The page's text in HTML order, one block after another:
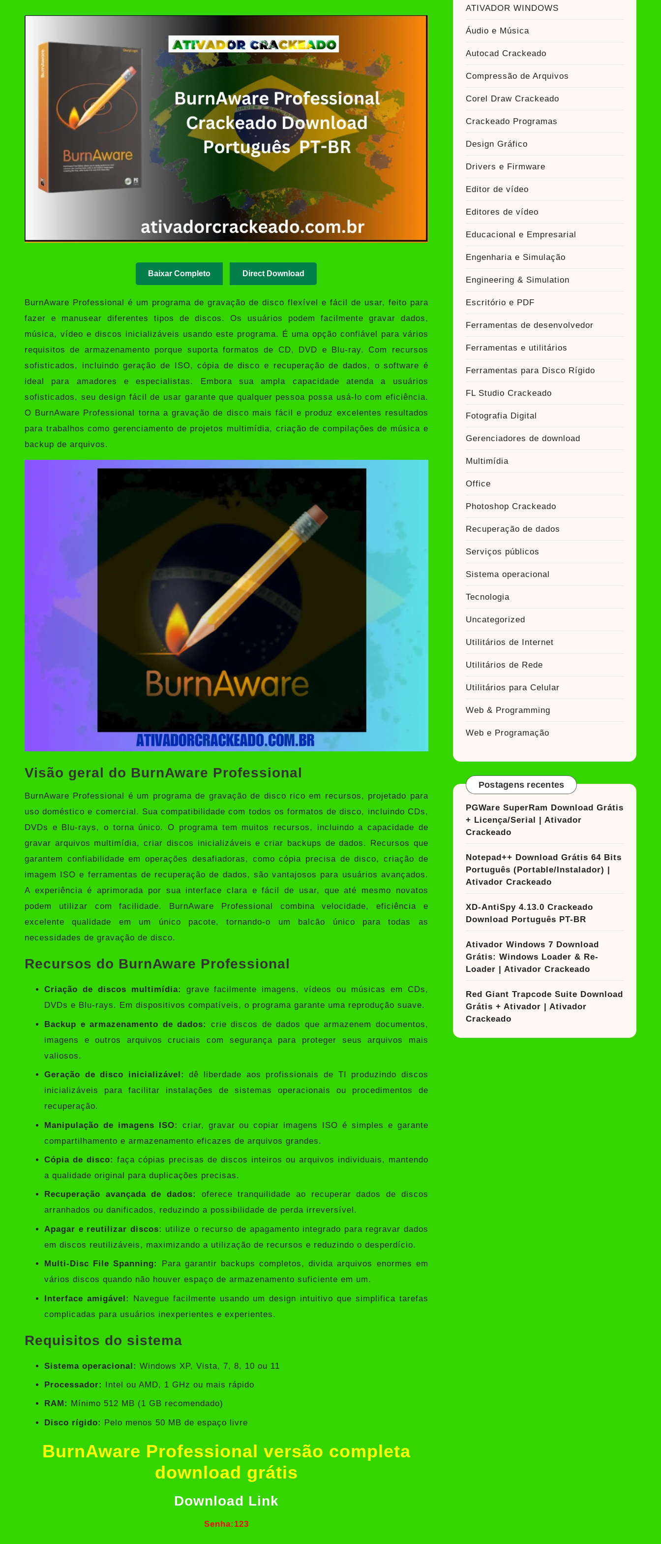
Office(R)Tool Download Grátis + Guia de Instalação e Ativação | Ativador Crackeado
Glary Utilities Pro 6.45.0.49 Crackeado Baixar Grátis Português PT-BR
Baixar Completo Direct Download
BurnAware Professional é um programa de gravação de disco flexível e fácil de usar, feito para
fazer e manusear diferentes tipos de discos. Os usuários podem facilmente gravar dados,
música, vídeo e discos inicializáveis ​​usando este programa. É uma opção confiável para vários
requisitos de armazenamento porque suporta formatos de CD, DVD e Blu-ray. Com recursos
sofisticados, incluindo geração de ISO, cópia de disco e recuperação de dados, o software é
ideal para amadores e especialistas. Embora sua ampla capacidade atenda a usuários
sofisticados, seu design fácil de usar garante que qualquer pessoa possa usá-lo com eficiência.
O BurnAware Professional torna a gravação de disco mais fácil e produz excelentes resultados
para trabalhos como gerenciamento de projetos multimídia, criação de compilações de música e
backup de arquivos.
Visão geral do BurnAware Professional
BurnAware Professional
é um programa de gravação de disco rico em recursos, projetado para
uso doméstico e comercial. Sua compatibilidade com todos os formatos de disco, incluindo CDs,
DVDs e Blu-rays, o torna único. O programa tem muitos recursos, incluindo a capacidade de
gravar arquivos multimídia, criar discos inicializáveis ​​e criar backups de dados. Recursos que
garantem confiabilidade em operações desafiadoras, como cópia precisa de disco, criação de
imagem ISO e ferramentas de recuperação de dados, são vantajosos para usuários avançados.
A experiência é aprimorada por sua interface clara e fácil de usar, que até mesmo novatos
podem utilizar com facilidade. BurnAware Professional combina velocidade, eficiência e
excelente qualidade em um único pacote, tornando-o um balcão único para todas as
necessidades de gravação de disco.
Recursos do BurnAware Professional
Criação de discos multimídia:
grave facilmente imagens, vídeos ou músicas em CDs,
DVDs e Blu-rays. Em dispositivos compatíveis, o programa garante uma reprodução suave.
Backup e armazenamento de dados:
crie discos de dados que armazenem documentos,
imagens e outros arquivos cruciais com segurança para proteger seus arquivos mais
valiosos.
Geração de disco inicializável:
dê liberdade aos profissionais de TI produzindo discos
inicializáveis ​​para facilitar instalações de sistemas operacionais ou procedimentos de
recuperação.
Manipulação de imagens ISO:
criar, gravar ou copiar imagens ISO é simples e garante
compartilhamento e armazenamento eficazes de arquivos grandes.
Cópia de disco: faça cópias precisas de discos inteiros ou arquivos individuais, mantendo
a qualidade original para duplicações precisas.
Recuperação avançada de dados:
oferece tranquilidade ao recuperar dados de discos
arranhados ou danificados, reduzindo a possibilidade de perda irreversível.
Apagar e reutilizar discos: utilize o recurso de apagamento integrado para regravar dados
em discos reutilizáveis, maximizando a utilização de recursos e reduzindo o desperdício.
Multi-Disc File Spanning:
Para garantir backups completos, divida arquivos enormes em
vários discos quando não houver espaço de armazenamento suficiente em um.
Interface amigável:
Navegue facilmente usando um design intuitivo que simplifica tarefas
complicadas para usuários inexperientes e experientes.
Requisitos do sistema
Sistema operacional: Windows XP, Vista, 7, 8, 10 ou 11
Processador: Intel ou AMD, 1 GHz ou mais rápido
RAM: Mínimo 512 MB (1 GB recomendado)
Disco rígido: Pelo menos 50 MB de espaço livre
BurnAware Professional versão completa
download grátis
Download Link
Senha:123
ATIVADOR WINDOWS
Áudio e Música
Autocad Crackeado
Compressão de Arquivos
Corel Draw Crackeado
Crackeado Programas
Design Gráfico
Drivers e Firmware
Editor de vídeo
Editores de vídeo
Educacional e Empresarial
Engenharia e Simulação
Engineering & Simulation
Escritório e PDF
Ferramentas de desenvolvedor
Ferramentas e utilitários
Ferramentas para Disco Rígido
FL Studio Crackeado
Fotografia Digital
Gerenciadores de download
Multimídia
Office
Photoshop Crackeado
Recuperação de dados
Serviços públicos
Sistema operacional
Tecnologia
Uncategorized
Utilitários de Internet
Utilitários de Rede
Utilitários para Celular
Web & Programming
Web e Programação
Postagens recentes
PGWare SuperRam Download Grátis
+ Licença/Serial | Ativador
Crackeado
Notepad++ Download Grátis 64 Bits
Português (Portable/Instalador) |
Ativador Crackeado
XD-AntiSpy 4.13.0 Crackeado
Download Português PT-BR
Ativador Windows 7 Download
Grátis: Windows Loader & Re-
Loader | Ativador Crackeado
Red Giant Trapcode Suite Download
Grátis + Ativador | Ativador
Crackeado